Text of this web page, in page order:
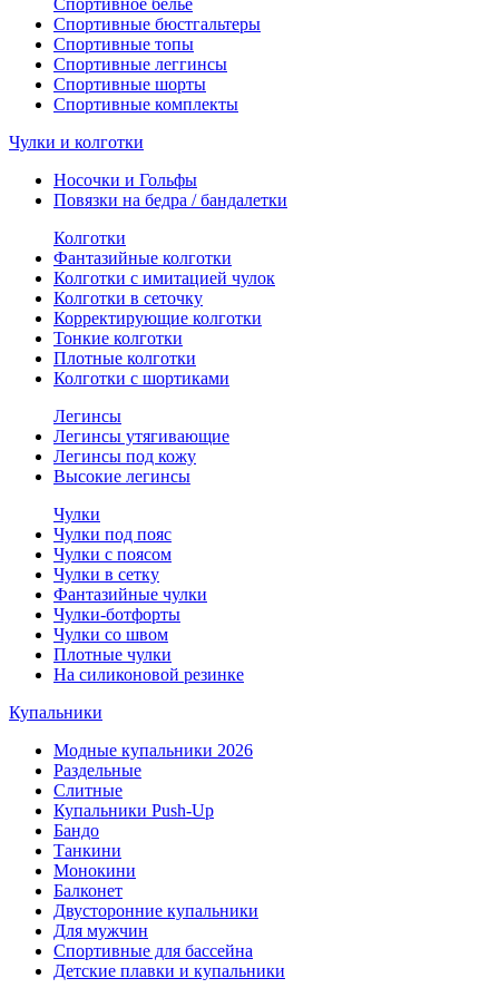
Спортивное белье
Спортивные бюстгальтеры
Спортивные топы
Спортивные леггинсы
Спортивные шорты
Спортивные комплекты
Чулки и колготки
Носочки и Гольфы
Повязки на бедра / бандалетки
Колготки
Фантазийные колготки
Колготки с имитацией чулок
Колготки в сеточку
Корректирующие колготки
Тонкие колготки
Плотные колготки
Колготки с шортиками
Легинсы
Легинсы утягивающие
Легинсы под кожу
Высокие легинсы
Чулки
Чулки под пояс
Чулки с поясом
Чулки в сетку
Фантазийные чулки
Чулки-ботфорты
Чулки со швом
Плотные чулки
На силиконовой резинке
Купальники
Модные купальники 2026
Раздельные
Слитные
Купальники Push-Up
Бандо
Танкини
Монокини
Балконет
Двусторонние купальники
Для мужчин
Спортивные для бассейна
Детские плавки и купальники